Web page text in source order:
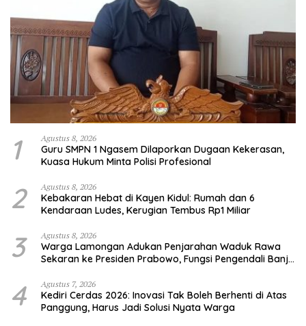
1 Agustus 8, 2026
Guru SMPN 1 Ngasem Dilaporkan Dugaan Kekerasan,
Kuasa Hukum Minta Polisi Profesional
2 Agustus 8, 2026
Kebakaran Hebat di Kayen Kidul: Rumah dan 6
Kendaraan Ludes, Kerugian Tembus Rp1 Miliar
3 Agustus 8, 2026
Warga Lamongan Adukan Penjarahan Waduk Rawa
Sekaran ke Presiden Prabowo, Fungsi Pengendali Banjir
4 Agustus 7, 2026
Kediri Cerdas 2026: Inovasi Tak Boleh Berhenti di Atas
Panggung, Harus Jadi Solusi Nyata Warga